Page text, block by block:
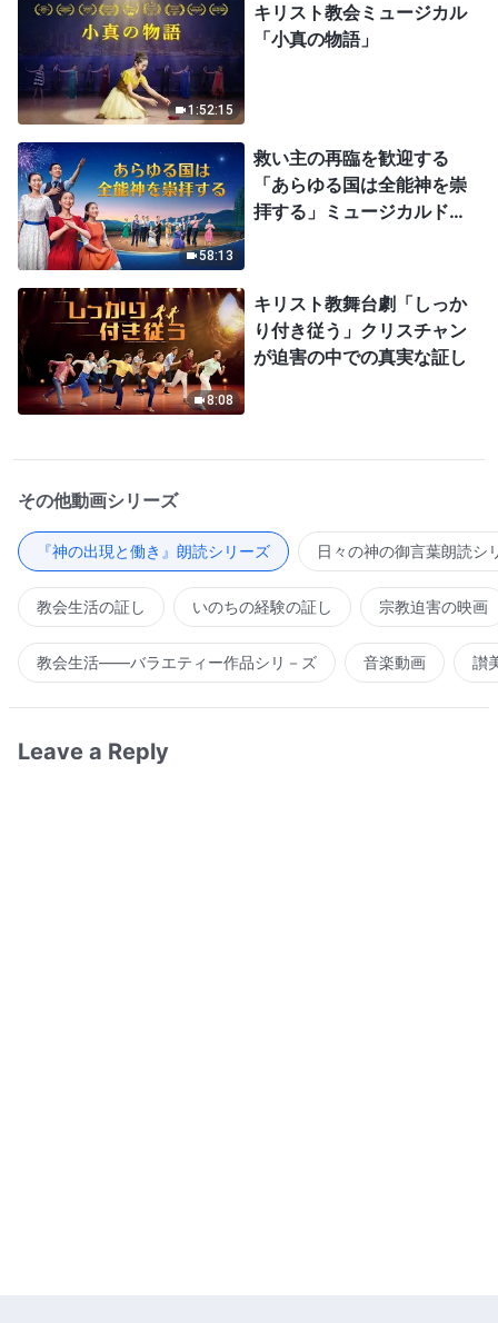
1:52:15
キリスト教会ミュージカル
「小真の物語」
58:13
救い主の再臨を歓迎する
「あらゆる国は全能神を崇
拝する」ミュージカルドラ
8:08
キリスト教舞台劇「しっか
り付き従う」クリスチャン
が迫害の中での真実な証し
その他動画シリーズ
『神の出現と働き』朗読シリーズ 日々の神の御言葉朗読シ
教会生活の証し いのちの経験の証し 宗教迫害の映画
教会生活――バラエティー作品シリ－ズ 音楽動画 讃
Leave a Reply